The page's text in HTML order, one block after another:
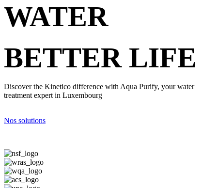
WATER
BETTER LIFE
Discover the Kinetico difference with Aqua Purify, your water
treatment expert in Luxembourg
Nos solutions